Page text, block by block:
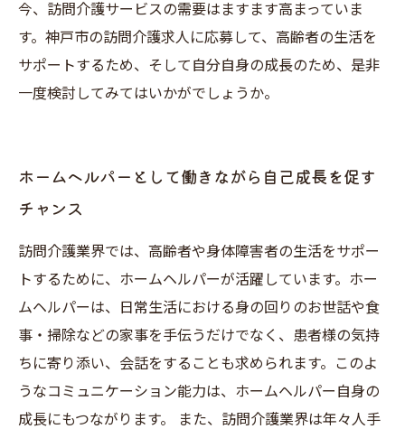
今、訪問介護サービスの需要はますます高まっていま
す。神戸市の訪問介護求人に応募して、高齢者の生活を
サポートするため、そして自分自身の成長のため、是非
一度検討してみてはいかがでしょうか。
ホームヘルパーとして働きながら自己成長を促す
チャンス
訪問介護業界では、高齢者や身体障害者の生活をサポー
トするために、ホームヘルパーが活躍しています。ホー
ムヘルパーは、日常生活における身の回りのお世話や食
事・掃除などの家事を手伝うだけでなく、患者様の気持
ちに寄り添い、会話をすることも求められます。このよ
うなコミュニケーション能力は、ホームヘルパー自身の
成長にもつながります。 また、訪問介護業界は年々人手